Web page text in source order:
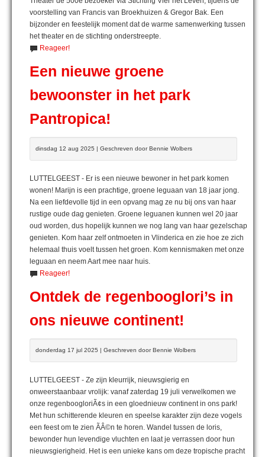
voorstelling van Francis van Broekhuizen & Gregor Bak. Een
bijzonder en feestelijk moment dat de warme samenwerking tussen
het theater en de stichting onderstreepte.
Reageer!
Een nieuwe groene
bewoonster in het park
Pantropica!
dinsdag 12 aug 2025 | Geschreven door Bennie Wolbers
LUTTELGEEST - Er is een nieuwe bewoner in het park komen
wonen! Marijn is een prachtige, groene leguaan van 18 jaar jong.
Na een liefdevolle tijd in een opvang mag ze nu bij ons van haar
rustige oude dag genieten. Groene leguanen kunnen wel 20 jaar
oud worden, dus hopelijk kunnen we nog lang van haar gezelschap
genieten. Kom haar zelf ontmoeten in Vlinderica en zie hoe ze zich
helemaal thuis voelt tussen het groen. Kom kennismaken met onze
leguaan en neem Aart mee naar huis.
Reageer!
Ontdek de regenbooglori’s in
ons nieuwe continent!
donderdag 17 jul 2025 | Geschreven door Bennie Wolbers
LUTTELGEEST - Ze zijn kleurrijk, nieuwsgierig en
onweerstaanbaar vrolijk: vanaf zaterdag 19 juli verwelkomen we
onze regenboogloriÃ¢s in een gloednieuw continent in ons park!
Met hun schitterende kleuren en speelse karakter zijn deze vogels
een feest om te zien ÃÂ©n te horen. Wandel tussen de loris,
bewonder hun levendige vluchten en laat je verrassen door hun
nieuwsgierigheid. Het is een unieke kans om deze tropische pracht